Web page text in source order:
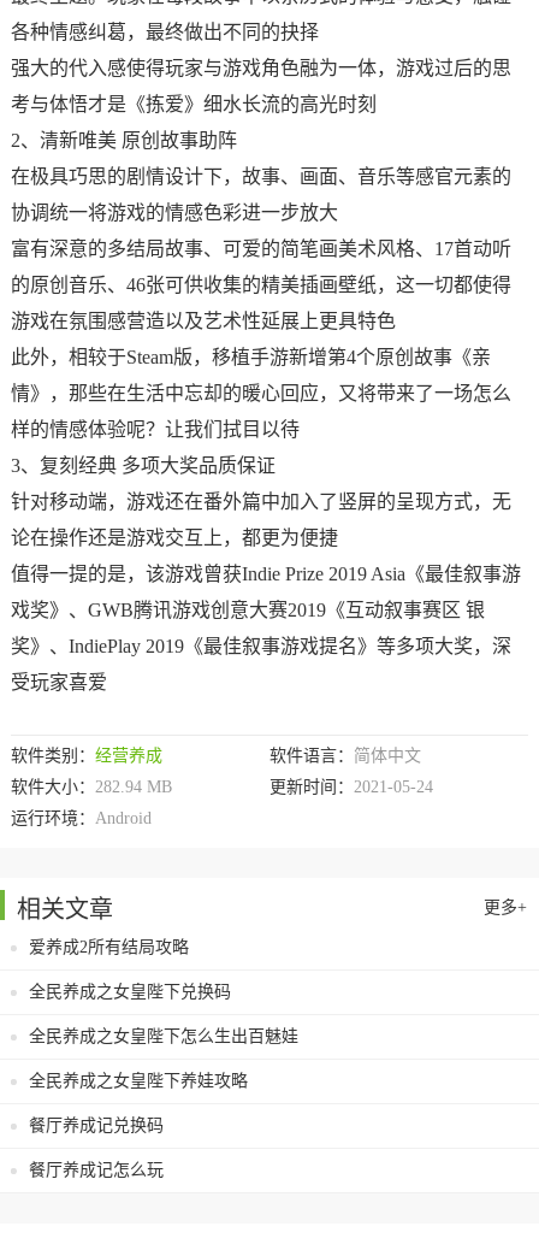
各种情感纠葛，最终做出不同的抉择
强大的代入感使得玩家与游戏角色融为一体，游戏过后的思
考与体悟才是《拣爱》细水长流的高光时刻
2、清新唯美 原创故事助阵
在极具巧思的剧情设计下，故事、画面、音乐等感官元素的
协调统一将游戏的情感色彩进一步放大
富有深意的多结局故事、可爱的简笔画美术风格、17首动听
的原创音乐、46张可供收集的精美插画壁纸，这一切都使得
游戏在氛围感营造以及艺术性延展上更具特色
此外，相较于Steam版，移植手游新增第4个原创故事《亲
情》，那些在生活中忘却的暖心回应，又将带来了一场怎么
样的情感体验呢？让我们拭目以待
3、复刻经典 多项大奖品质保证
针对移动端，游戏还在番外篇中加入了竖屏的呈现方式，无
论在操作还是游戏交互上，都更为便捷
值得一提的是，该游戏曾获Indie Prize 2019 Asia《最佳叙事游
戏奖》、GWB腾讯游戏创意大赛2019《互动叙事赛区 银
奖》、IndiePlay 2019《最佳叙事游戏提名》等多项大奖，深
受玩家喜爱
软件类别： 经营养成 软件语言： 简体中文
软件大小： 282.94 MB 更新时间： 2021-05-24
运行环境： Android
相关文章 更多+
爱养成2所有结局攻略
全民养成之女皇陛下兑换码
全民养成之女皇陛下怎么生出百魅娃
全民养成之女皇陛下养娃攻略
餐厅养成记兑换码
餐厅养成记怎么玩